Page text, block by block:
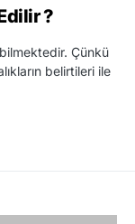
?
Çünkü
belirtileri ile